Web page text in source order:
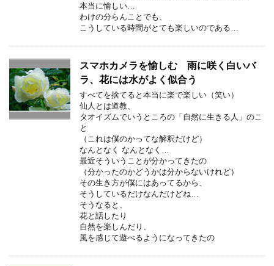
本当に愉しい…
わけの分らんことでも、
こうしている時間がとても楽しいのである…
スマホカメラを愉しむ 雨に咲く白いバ
ラ、花には水がよく似合う
すべてを捨てると本当に楽で楽しい（笑い）
仙人とは道教、
タオイズムでいうところの「自然に生きる人」のこ
と
（これは僕のかってな解釈だけど）
なんとなく なんとなく…
最近そういうことが分かってきたの
（分かったのかどうかは分からないけれど）
その生き方が僕にはあってるから、
そうしているだけなんだけどね…
そうなると、
花と話したり
自然を楽しんだり、
風を感じて遊べるようになってきたの